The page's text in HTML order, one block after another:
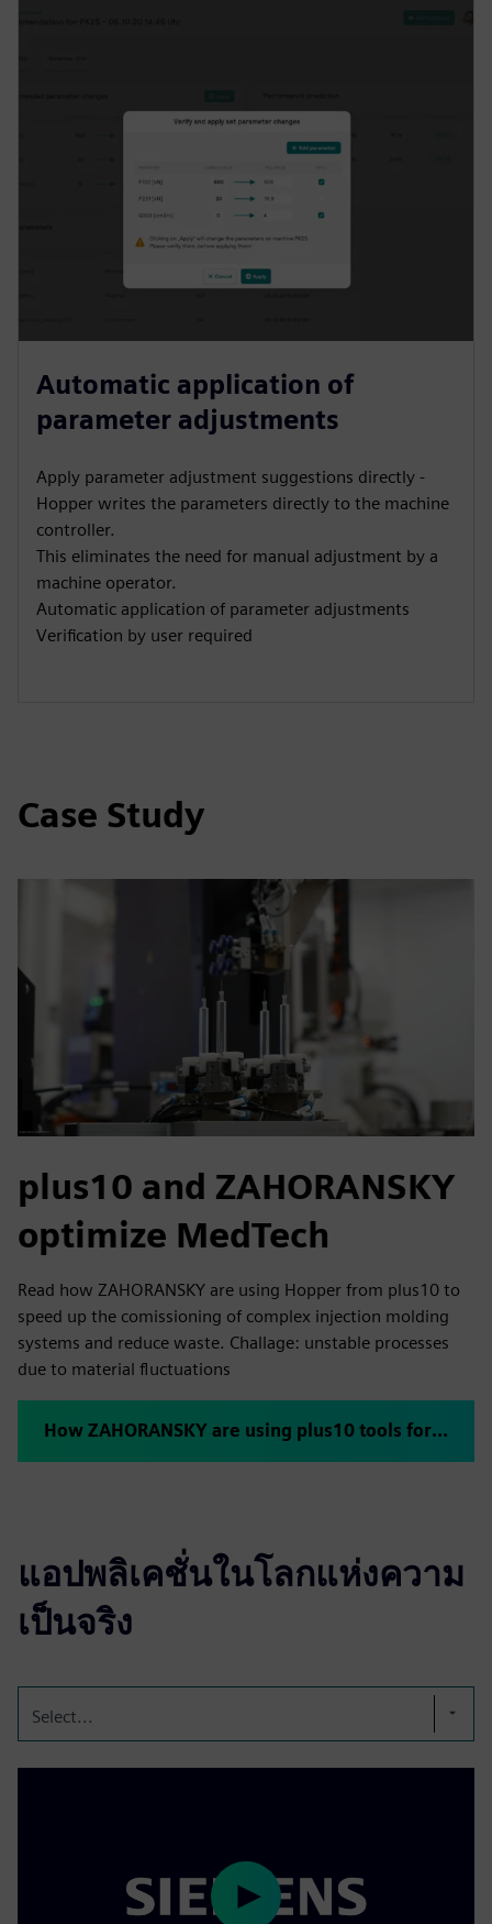
Automatic application of
parameter adjustments
Apply parameter adjustment suggestions directly -
Hopper writes the parameters directly to the machine
controller.
This eliminates the need for manual adjustment by a
machine operator.
Automatic application of parameter adjustments
Verification by user required
Case Study
plus10 and ZAHORANSKY
optimize MedTech
Read how ZAHORANSKY are using Hopper from plus10 to
speed up the comissioning of complex injection molding
systems and reduce waste. Challage: unstable processes
due to material fluctuations
How ZAHORANSKY are using plus10 tools for rapid ramp-up
แอปพลิเคชั่นในโลกแห่งความ
เป็นจริง
Select...
Play